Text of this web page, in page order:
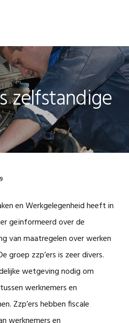
zelfstandige
en Werkgelegenheid heeft in
geïnformeerd over de
van maatregelen over werken
groep zzp’ers is zeer divers.
wetgeving nodig om
werknemers en
Zzp’ers hebben fiscale